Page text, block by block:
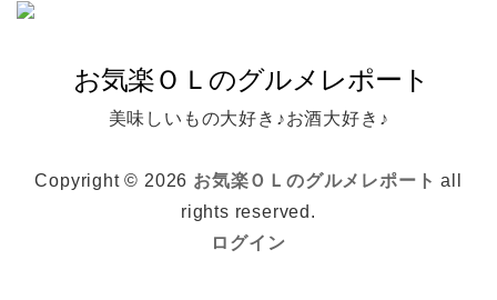
美味しいもの大好き♪お酒大好き♪
Copyright © 2026 お気楽ＯＬのグルメレポート all
rights reserved.
ログイン